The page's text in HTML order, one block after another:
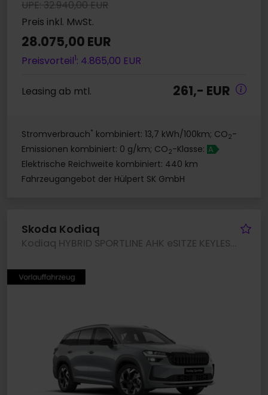
UPE: 32.940,00 EUR
Preis inkl. MwSt.
28.075,00 EUR
Preisvorteil1: 4.865,00 EUR
Leasing ab mtl. 261,- EUR
Stromverbrauch* kombiniert: 13,7 kWh/100km; CO2-
Emissionen kombiniert: 0 g/km; CO2-Klasse: A
Elektrische Reichweite kombiniert: 440 km
Fahrzeugangebot der Hülpert SK GmbH
Skoda Kodiaq
Kodiaq HYBRID SPORTLINE AHK eSITZE KEYLESS LM19